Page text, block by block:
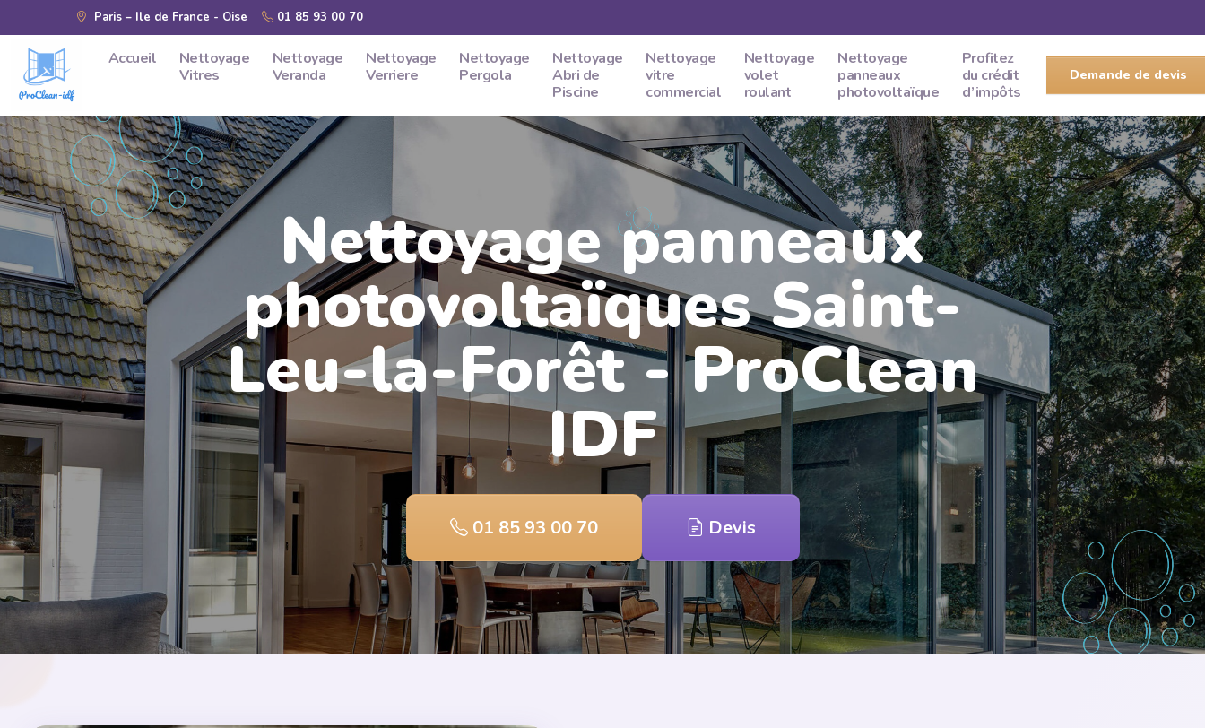
Skip to main contentParis – Ile de France - Oise 01 85 93 00 70
Accueil
Nettoyage
Vitres
Nettoyage
Veranda
Nettoyage
Verriere
Nettoyage
Pergola
Nettoyage
Abri de
Piscine
Nettoyage
vitre
commercial
Nettoyage
volet
roulant
Nettoyage
panneaux
photovoltaïque
Profitez
du crédit
d’impôts
Demande de devis
Nettoyage panneaux
photovoltaïques Saint-
Leu-la-Forêt - ProClean
IDF
01 85 93 00 70 Devis